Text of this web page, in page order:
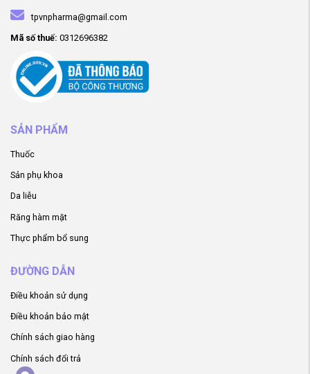
tpvnpharma@gmail.com
Mã số thuế: 0312696382
SẢN PHẨM
Thuốc
Sản phụ khoa
Da liễu
Răng hàm mặt
Thực phẩm bổ sung
ĐƯỜNG DẪN
Điều khoản sử dụng
Điều khoản bảo mật
Chính sách giao hàng
Chính sách đổi trả